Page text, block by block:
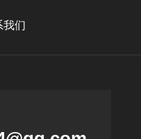
我们